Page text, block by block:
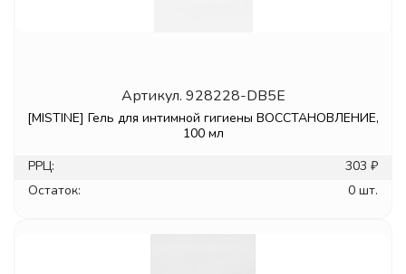
Артикул. 928228-DB5E
[MISTINE] Гель для интимной гигиены ВОССТАНОВЛЕНИЕ,
100 мл
РРЦ:
303 ₽
Остаток:
0 шт.